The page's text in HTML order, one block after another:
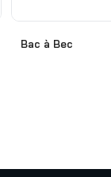
Bac à Bec